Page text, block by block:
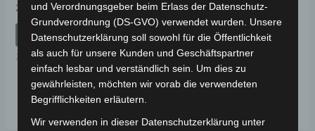
Bewertet
mit
0
29,00€ *
IN DEN WARENKORB
Zubehör
Bewertet
mit
0
von
5
19,00€ *
IN DEN WARENKORB
Zubehör
und Verordnungsgeber beim Erlass der Datenschutz-
Grundverordnung (DS-GVO) verwendet wurden. Unsere
Datenschutzerklärung soll sowohl für die Öffentlichkeit
als auch für unsere Kunden und Geschäftspartner
einfach lesbar und verständlich sein. Um dies zu
gewährleisten, möchten wir vorab die verwendeten
Begrifflichkeiten erläutern.
Wir verwenden in dieser Datenschutzerklärung unter